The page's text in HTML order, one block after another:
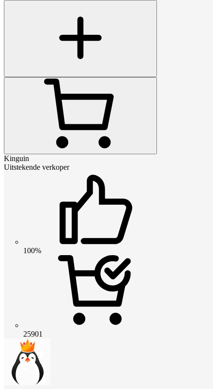
Kinguin
Uitstekende verkoper
100%
25901